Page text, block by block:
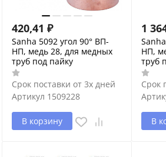
420,41 ₽
Sanha 5092 угол 90° ВП-
НП, медь 28, для медных
труб под пайку
Срок поставки от 3х дней
Артикул 1509228
В корзину
1
НП,
труб
Срок
В